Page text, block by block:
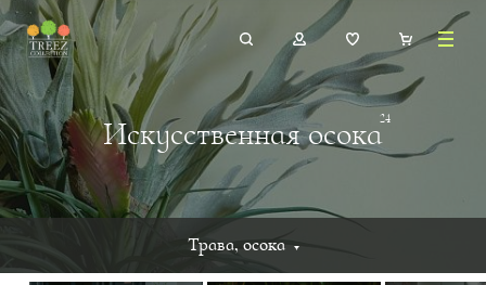
Искусственная осока24
Трава, осока